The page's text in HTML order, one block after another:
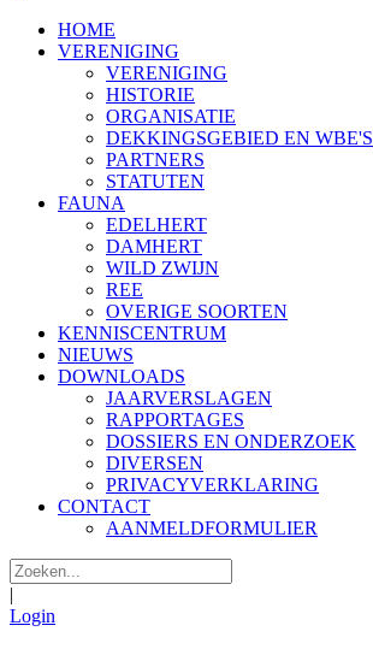
HOME
VERENIGING
VERENIGING
HISTORIE
ORGANISATIE
DEKKINGSGEBIED EN WBE'S
PARTNERS
STATUTEN
FAUNA
EDELHERT
DAMHERT
WILD ZWIJN
REE
OVERIGE SOORTEN
KENNISCENTRUM
NIEUWS
DOWNLOADS
JAARVERSLAGEN
RAPPORTAGES
DOSSIERS EN ONDERZOEK
DIVERSEN
PRIVACYVERKLARING
CONTACT
AANMELDFORMULIER
|
Login